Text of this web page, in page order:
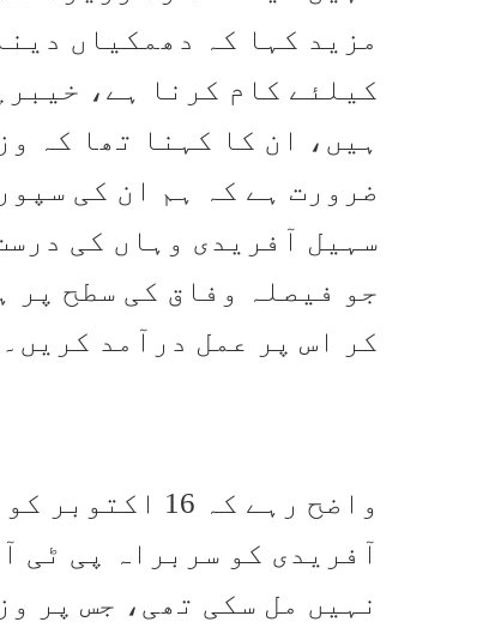
مزید کہا کہ دھمکیاں
کیلئے کام کرنا ہے،
ہیں، ان کا کہنا تھا کہ
ضرورت ہے کہ ہم ان کی
سہیل آفریدی وہاں کی
جو فیصلہ وفاق کی سطح پر
کر اس پر عمل درآمد کریں۔
واضح رہے کہ
آفریدی کو سربراہ پی ٹی
نہیں مل سکی تھی، جس پر